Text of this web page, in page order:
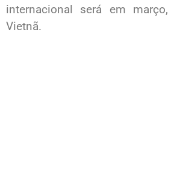
internacional será em
Vietnã.